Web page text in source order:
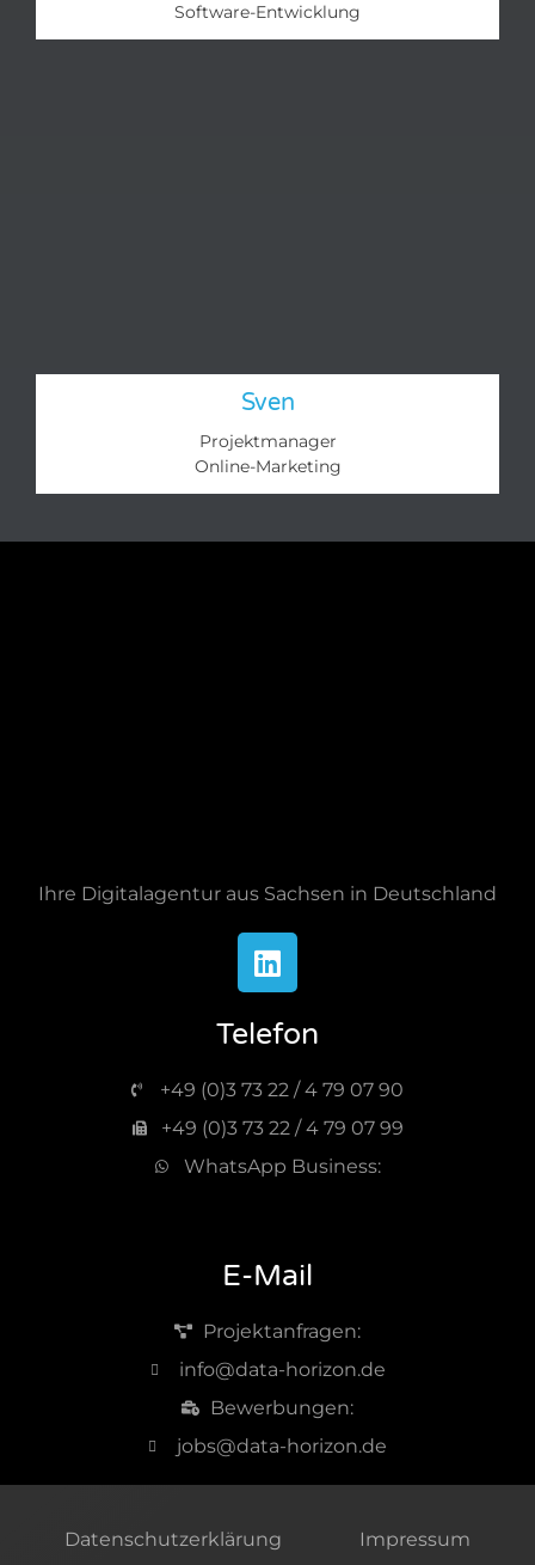
Software-Entwicklung
Sven
Projektmanager
Online-Marketing​
Ihre Digitalagentur aus Sachsen in Deutschland
Telefon
+49 (0)3 73 22 / 4 79 07 90
+49 (0)3 73 22 / 4 79 07 99
WhatsApp Business:
E-Mail
Projektanfragen:
info@data-horizon.de
Bewerbungen:
jobs@data-horizon.de
Datenschutzerklärung Impressum